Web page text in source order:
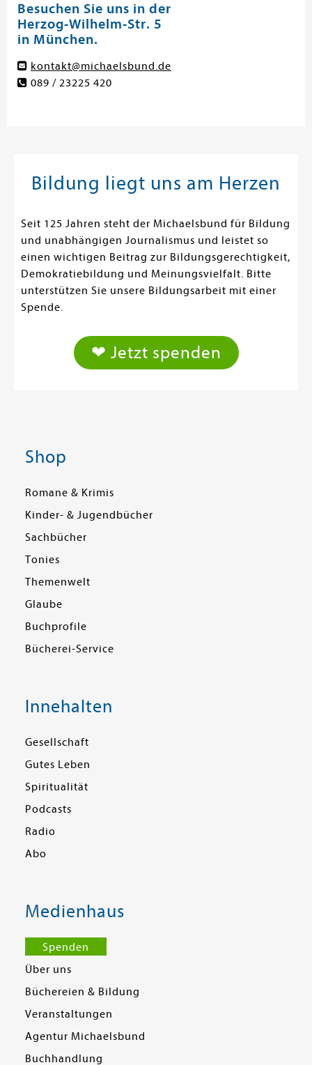
Besuchen Sie uns in der
Herzog-Wilhelm-Str. 5
in München.
kontakt@michaelsbund.de
089 / 23225 420
Bildung liegt uns am Herzen
Seit 125 Jahren steht der Michaelsbund für Bildung
und unabhängigen Journalismus und leistet so
einen wichtigen Beitrag zur Bildungsgerechtigkeit,
Demokratiebildung und Meinungsvielfalt. Bitte
unterstützen Sie unsere Bildungsarbeit mit einer
Spende.
❤ Jetzt spenden
Shop
Romane & Krimis
Kinder- & Jugendbücher
Sachbücher
Tonies
Themenwelt
Glaube
Buchprofile
Bücherei-Service
Innehalten
Gesellschaft
Gutes Leben
Spiritualität
Podcasts
Radio
Abo
Medienhaus
Spenden
Über uns
Büchereien & Bildung
Veranstaltungen
Agentur Michaelsbund
Buchhandlung